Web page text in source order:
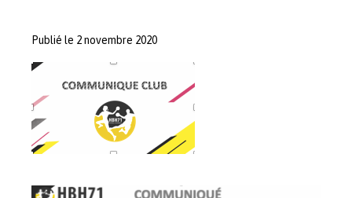
Publié le 2 novembre 2020